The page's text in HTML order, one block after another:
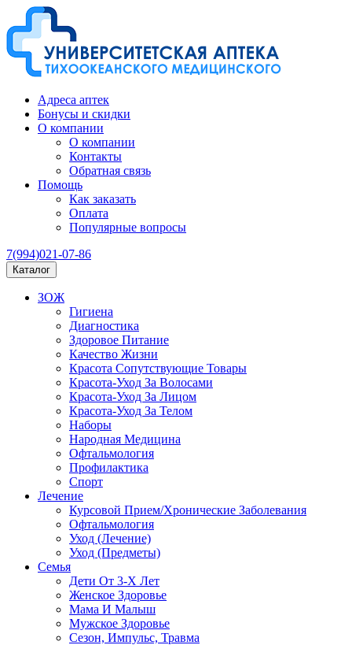
Адреса аптек
Бонусы и скидки
О компании
О компании
Контакты
Обратная связь
Помощь
Как заказать
Оплата
Популярные вопросы
7(994)021-07-86
Каталог
ЗОЖ
Гигиена
Диагностика
Здоровое Питание
Качество Жизни
Красота Сопутствующие Товары
Красота-Уход За Волосами
Красота-Уход За Лицом
Красота-Уход За Телом
Наборы
Народная Медицина
Офтальмология
Профилактика
Спорт
Лечение
Курсовой Прием/Хронические Заболевания
Офтальмология
Уход (Лечение)
Уход (Предметы)
Семья
Дети От 3-Х Лет
Женское Здоровье
Мама И Малыш
Мужское Здоровье
Сезон, Импульс, Травма